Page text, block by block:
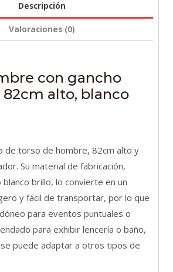
Descripción
Valoraciones (0)
con gancho
alto, blanco
de torso de hombre, 82cm alto y
Su material de fabricación,
brillo, lo convierte en un
y fácil de transportar, por lo que
para eventos puntuales o
para exhibir lencería o baño,
puede adaptar a otros tipos de